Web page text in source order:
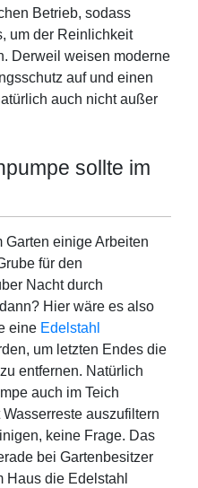
Betrieb, sodass
um der Reinlichkeit
Derweil weisen moderne
auf und einen
auch nicht außer
sollte im
Garten einige Arbeiten
für den
Nacht durch
Hier wäre es also
eine Edelstahl
um letzten Endes die
entfernen. Natürlich
auch im Teich
auszufiltern
keine Frage. Das
bei Gartenbesitzer
Haus die Edelstahl